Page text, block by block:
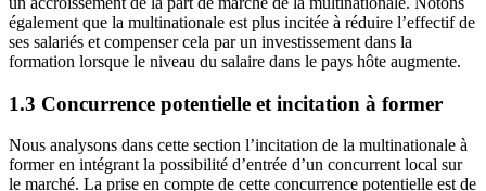
également que la multinationale est plus incitée à réduire l’effectif de
ses salariés et compenser cela par un investissement dans la
formation lorsque le niveau du salaire dans le pays hôte augmente.
1.3 Concurrence potentielle et incitation à former
Nous analysons dans cette section l’incitation de la multinationale à
former en intégrant la possibilité d’entrée d’un concurrent local sur
le marché. La prise en compte de cette concurrence potentielle est de